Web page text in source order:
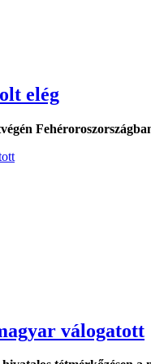
elég
válogatott